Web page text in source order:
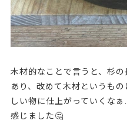
木材的なことで言うと、杉
あり、改めて木材というも
しい物に仕上がっていくな
感じました🤔